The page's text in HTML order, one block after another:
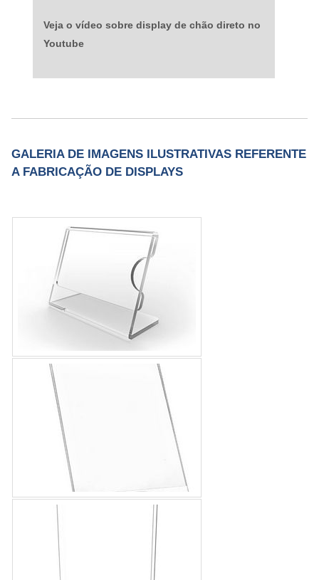
Veja o vídeo sobre display de chão direto no
Youtube
GALERIA DE IMAGENS ILUSTRATIVAS REFERENTE
A FABRICAÇÃO DE DISPLAYS